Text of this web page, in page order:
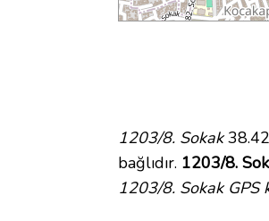
1203/8. Sokak
bağlıdır. 1203/8.
1203/8. Sokak GPS